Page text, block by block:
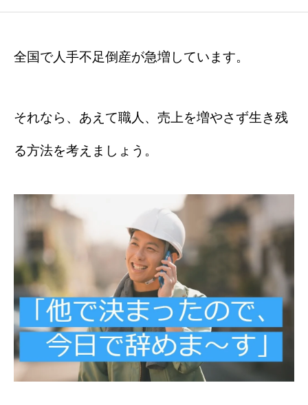
お問い合わせ
全国で人手不足倒産が急増しています。
それなら、あえて職人、売上を増やさず生き残
る方法を考えましょう。